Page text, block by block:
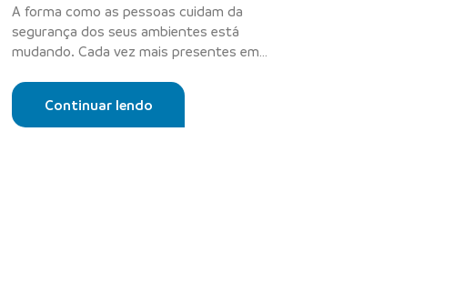
A forma como as pessoas cuidam da
segurança dos seus ambientes está
mudando. Cada vez mais presentes em
Continuar lendo